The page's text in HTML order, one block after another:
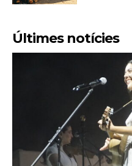
Últimes notícies